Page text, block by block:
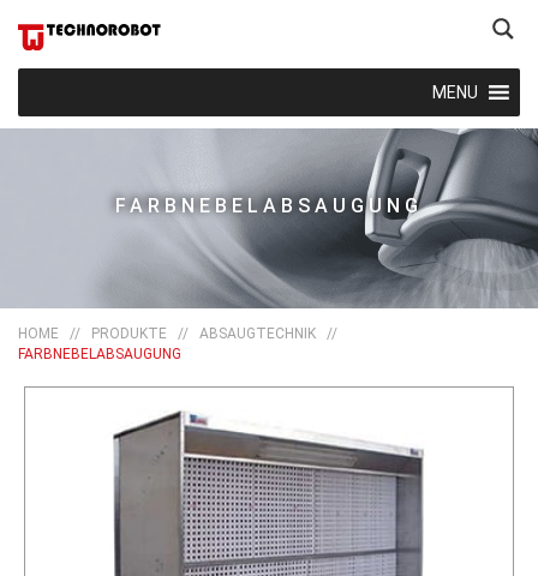
MENU
FARBNEBELABSAUGUNG
HOME // PRODUKTE // ABSAUGTECHNIK
//
FARBNEBELABSAUGUNG